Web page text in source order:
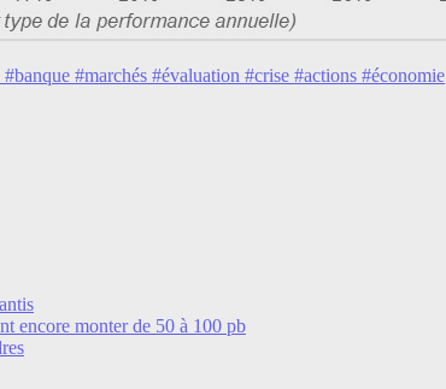
#marchés #évaluation #crise #actions #économie
encore monter de 50 à 100 pb